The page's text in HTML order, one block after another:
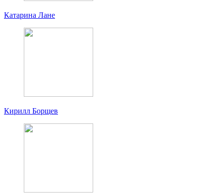
Катарина Лане
Кирилл Борщев